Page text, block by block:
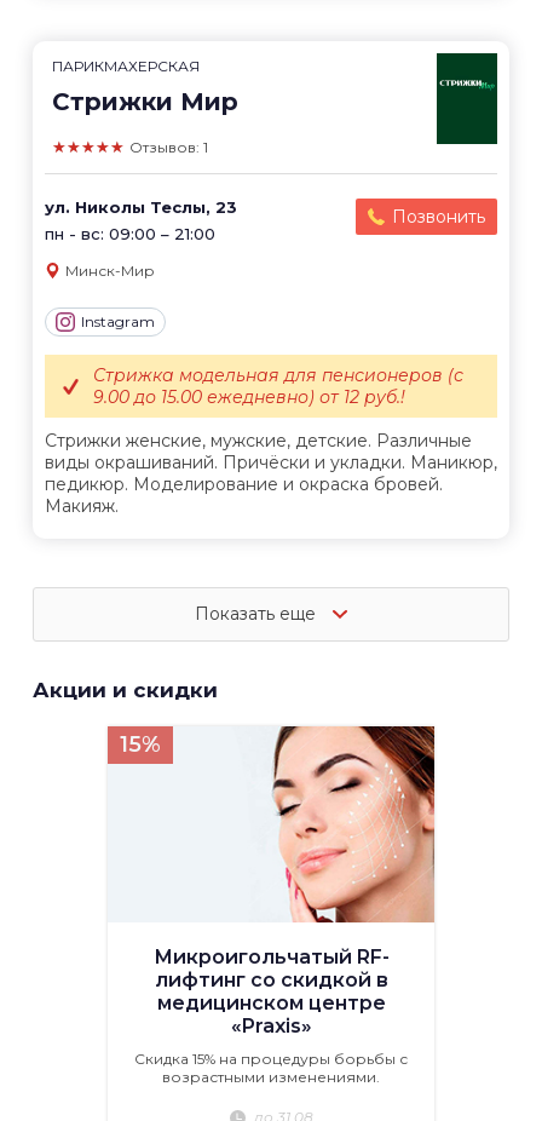
ПАРИКМАХЕРСКАЯ
Стрижки Мир
★★★★★ Отзывов: 1
ул. Николы Теслы, 23
пн - вс: 09:00 – 21:00
Позвонить
Минск-Мир
Instagram
Стрижки женские, мужские, детские. Различные
виды окрашиваний. Причёски и укладки. Маникюр,
педикюр. Моделирование и окраска бровей.
Макияж.
Стрижка модельная для пенсионеров (с
9.00 до 15.00 ежедневно) от 12 руб.!
Показать еще
Акции и скидки
15%
Микроигольчатый RF-
лифтинг со скидкой в
медицинском центре
«Praxis»
Скидка 15% на процедуры борьбы с
возрастными изменениями.
до 31.08